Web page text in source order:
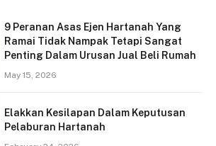
9 Peranan Asas Ejen Hartanah Yang
Ramai Tidak Nampak Tetapi Sangat
Penting Dalam Urusan Jual Beli Rumah
May 15, 2026
Elakkan Kesilapan Dalam Keputusan
Pelaburan Hartanah